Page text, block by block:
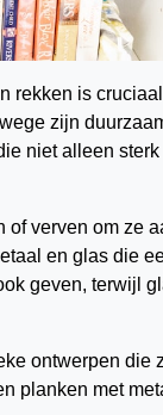
rekken is
zijn
niet alleen
verven om ze
en glas die
geven, terwijl
ontwerpen die
planken met